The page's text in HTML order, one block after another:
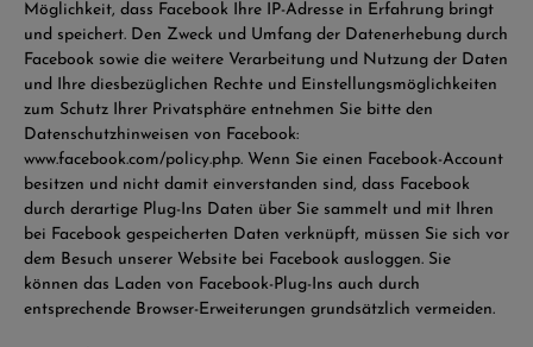
Möglichkeit, dass Facebook Ihre IP-Adresse in Erfahrung bringt
und speichert. Den Zweck und Umfang der Datenerhebung durch
Facebook sowie die weitere Verarbeitung und Nutzung der Daten
und Ihre diesbezüglichen Rechte und Einstellungsmöglichkeiten
zum Schutz Ihrer Privatsphäre entnehmen Sie bitte den
Datenschutzhinweisen von Facebook:
www.facebook.com/policy.php. Wenn Sie einen Facebook-Account
besitzen und nicht damit einverstanden sind, dass Facebook
durch derartige Plug-Ins Daten über Sie sammelt und mit Ihren
bei Facebook gespeicherten Daten verknüpft, müssen Sie sich vor
dem Besuch unserer Website bei Facebook ausloggen. Sie
können das Laden von Facebook-Plug-Ins auch durch
entsprechende Browser-Erweiterungen grundsätzlich vermeiden.